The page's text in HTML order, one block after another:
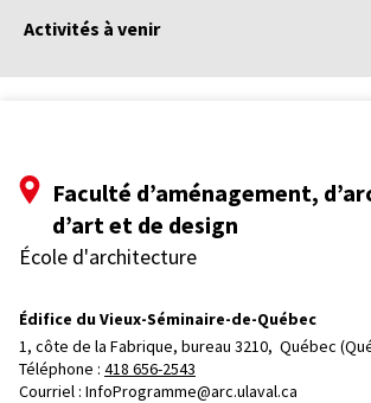
Activités à venir
Faculté d’aménagement,
d’art et de design
École d'architecture
Édifice du Vieux-Séminaire-de-Québec
1, côte de la Fabrique, bureau 3210, Québec
Téléphone : 418 656-2543
Courriel : InfoProgramme@arc.ulaval.ca